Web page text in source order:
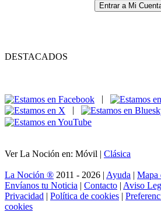
Entrar a Mi
DESTACADOS
|
|
Ver La Noción en: Móvil | Clásica
La Noción ® 2011 - 2026 | Ayuda | Mapa
Envíanos tu Noticia | Contacto | Aviso
Privacidad | Política de cookies |
cookies